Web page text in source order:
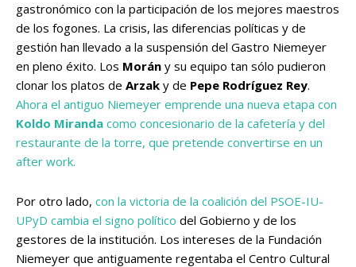
gastronómico con la participación de los mejores maestros
de los fogones. La crisis, las diferencias políticas y de
gestión han llevado a la suspensión del Gastro Niemeyer
en pleno éxito. Los Morán y su equipo tan sólo pudieron
clonar los platos de Arzak y de Pepe Rodríguez Rey.
Ahora el antiguo Niemeyer emprende una nueva etapa con
Koldo Miranda como concesionario de la cafetería y del
restaurante de la torre, que pretende convertirse en un
after work.
Por otro lado, con la victoria de la coalición del PSOE-IU-
UPyD cambia el signo político del Gobierno y de los
gestores de la institución. Los intereses de la Fundación
Niemeyer que antiguamente regentaba el Centro Cultural